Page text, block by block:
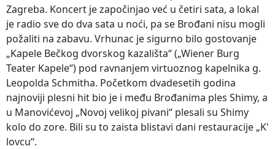
Zagreba. Koncert je započinjao već u četiri sata, a lokal
je radio sve do dva sata u noći, pa se Brođani nisu mogli
požaliti na zabavu. Vrhunac je sigurno bilo gostovanje
„Kapele Bečkog dvorskog kazališta“ („Wiener Burg
Teater Kapele“) pod ravnanjem virtuoznog kapelnika g.
Leopolda Schmitha. Početkom dvadesetih godina
najnoviji plesni hit bio je i među Brođanima ples Shimy, a
u Manovićevoj „Novoj velikoj pivani“ plesali su Shimy
kolo do zore. Bili su to zaista blistavi dani restauracije „K'
lovcu“.